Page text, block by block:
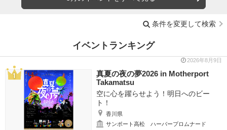
条件を変更して検索
イベントランキング
2026年8月9日
真夏の夜の夢2026 in Motherport
Takamatsu
空に心を躍らせよう！明日へのビー
ト！
香川県
サンポート高松 ハーバープロムナード